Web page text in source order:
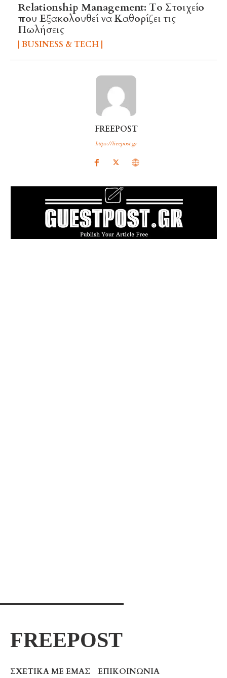
Relationship Management: Το Στοιχείο
που Εξακολουθεί να Καθορίζει τις
Πωλήσεις
BUSINESS & TECH
FREEPOST
https://freepost.gr
FREEPOST
ΣΧΕΤΙΚΆ ΜΕ ΕΜΆΣ
ΕΠΙΚΟΙΝΩΝΊΑ